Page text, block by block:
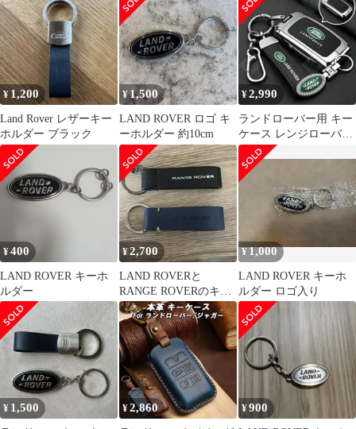
¥ 1,200
Land Rover レザーキー
ホルダー ブラック
¥1,500
LAND ROVER ロゴ キ
ーホルダー 約10cm
¥2,990
ランドローバー用 キー
ケース レンジローバー
スポーツ イヴォーク ヴ
ェラール
¥400
LAND ROVER キーホ
ルダー
¥2,700
LAND ROVERと
RANGE ROVERのキー
リング2個セット
¥1,000
LAND ROVER キーホ
ルダー ロゴ入り
¥ 1,500 ¥2,860 ¥900